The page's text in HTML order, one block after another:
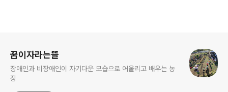
꿈이자라는뜰
장애인과 비장애인이 자기다운 모습으로 어울리고 배우는 농
장